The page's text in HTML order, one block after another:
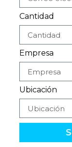
Cantidad
Empresa
Ubicación